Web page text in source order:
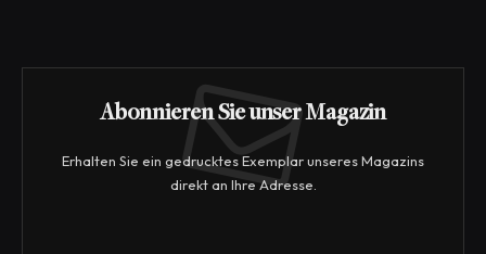
Abonnieren Sie unser Magazin
Erhalten Sie ein gedrucktes Exemplar unseres Magazins
direkt an Ihre Adresse.